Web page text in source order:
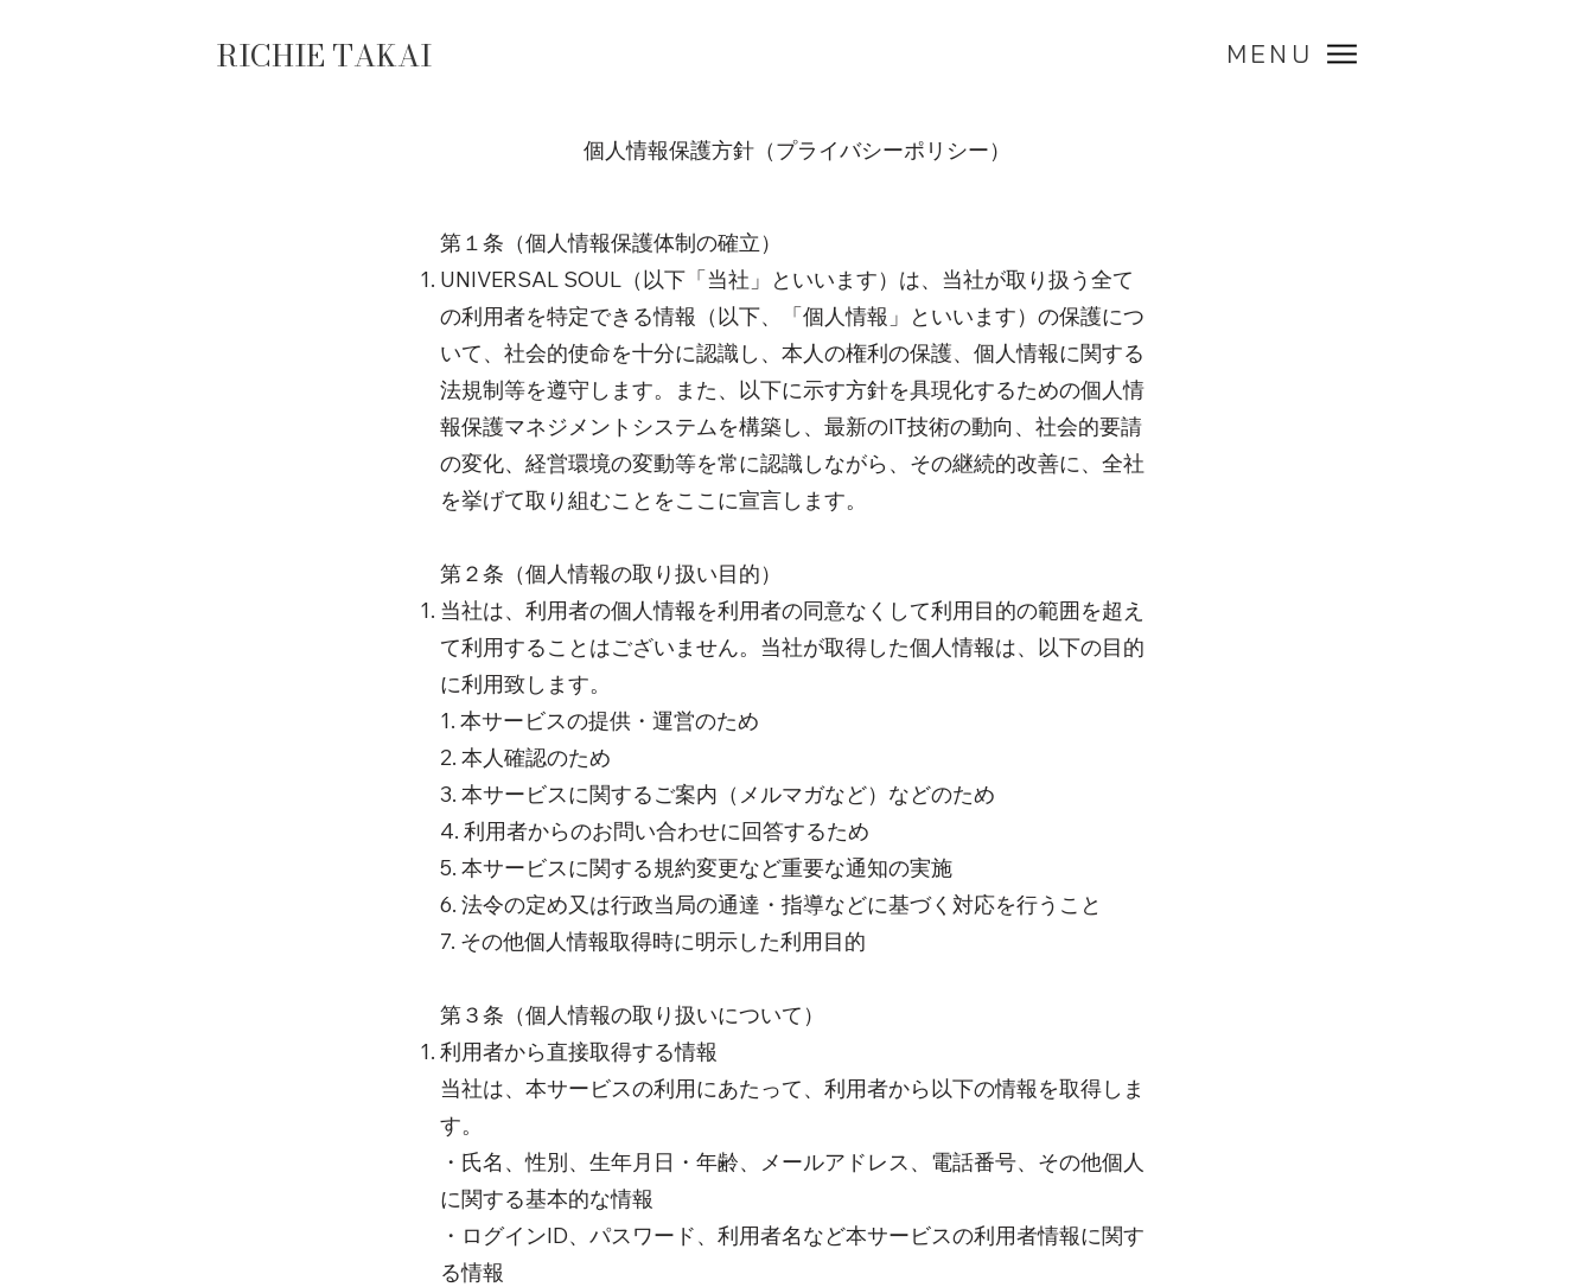
RICHIE TAKAI MENU
個人情報保護方針（プライバシーポリシー）
第１条（個人情報保護体制の確立）
UNIVERSAL SOUL（以下「当社」といいます）は、当社が取り扱う全て
の利用者を特定できる情報（以下、「個人情報」といいます）の保護につ
いて、社会的使命を十分に認識し、本人の権利の保護、個人情報に関する
法規制等を遵守します。また、以下に示す方針を具現化するための個人情
報保護マネジメントシステムを構築し、最新のIT技術の動向、社会的要請
の変化、経営環境の変動等を常に認識しながら、その継続的改善に、全社
を挙げて取り組むことをここに宣言します。
第２条（個人情報の取り扱い目的）
当社は、利用者の個人情報を利用者の同意なくして利用目的の範囲を超え
て利用することはございません。当社が取得した個人情報は、以下の目的
に利用致します。
1. 本サービスの提供・運営のため
2. 本人確認のため
3. 本サービスに関するご案内（メルマガなど）などのため
4. 利用者からのお問い合わせに回答するため
5. 本サービスに関する規約変更など重要な通知の実施
6. 法令の定め又は行政当局の通達・指導などに基づく対応を行うこと
7. その他個人情報取得時に明示した利用目的
第３条（個人情報の取り扱いについて）
利用者から直接取得する情報
当社は、本サービスの利用にあたって、利用者から以下の情報を取得しま
す。
・氏名、性別、生年月日・年齢、メールアドレス、電話番号、その他個人
に関する基本的な情報
・ログインID、パスワード、利用者名など本サービスの利用者情報に関す
る情報